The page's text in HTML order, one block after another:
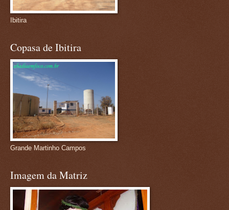
Ibitira
Copasa de Ibitira
Grande Martinho Campos
Imagem da Matriz